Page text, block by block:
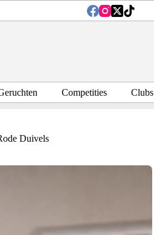
Competities Clubs
Duivels